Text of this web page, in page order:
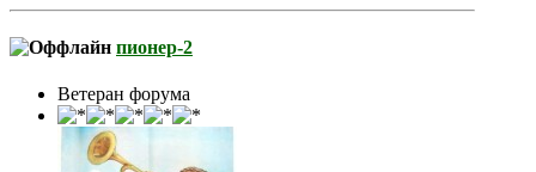
пионер-2
Ветеран форума